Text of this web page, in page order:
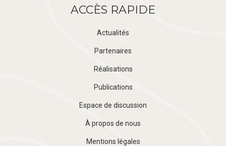
ACCÈS RAPIDE
Actualités
Partenaires
Réalisations
Publications
Espace de discussion
À propos de nous
Mentions légales